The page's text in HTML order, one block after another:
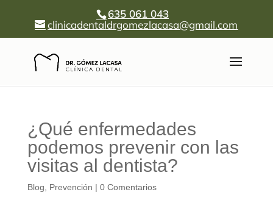
635 061 043
clinicadentaldrgomezlacasa@gmail.com
¿Qué enfermedades
podemos prevenir con las
visitas al dentista?
Blog Prevención | 0 Comentarios